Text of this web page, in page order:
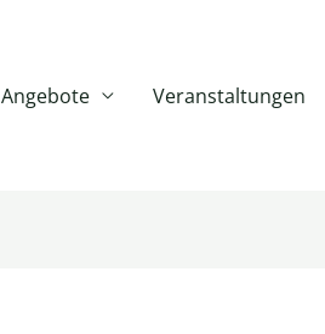
Angebote Veranstaltungen